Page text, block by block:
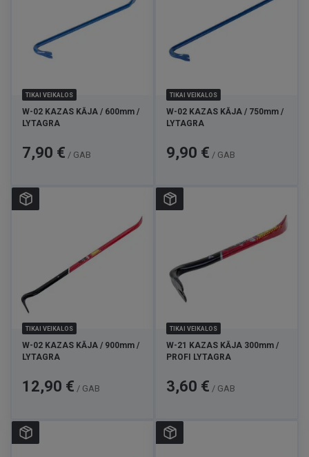
TIKAI VEIKALOS
W-02 KAZAS KĀJA / 600mm /
LYTAGRA
Cena
7,90 € / GAB
TIKAI VEIKALOS
W-02 KAZAS KĀJA / 750mm /
LYTAGRA
Cena
9,90 € / GAB
TIKAI VEIKALOS
W-02 KAZAS KĀJA / 900mm /
LYTAGRA
Cena
12,90 € / GAB
TIKAI VEIKALOS
W-21 KAZAS KĀJA 300mm /
PROFI LYTAGRA
Cena
3,60 € / GAB